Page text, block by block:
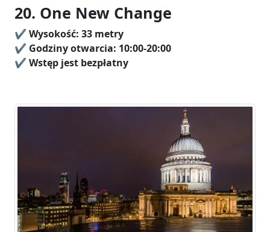
20. One New Change
✔️ Wysokość: 33 metry
✔️ Godziny otwarcia: 10:00-20:00
✔️ Wstęp jest bezpłatny